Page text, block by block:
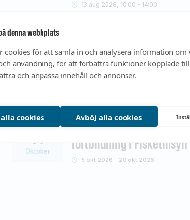
denna webbplats
cookies för att samla in och analysera information om
användning, för att förbättra funktioner kopplade
och anpassa innehåll och annonser.
cookies Avböj alla cookies
13 aug 2026, 10:00 - 14:00
04
September
4 sep 2026, 16:00 - 00:00
Oktober
Digital on-demand-
fortbildning i Fisketillsyn
5 okt 2026 - 20 okt 2026